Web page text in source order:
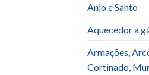
Anjo e Santo
Aquecedor a
Armações,
Cortinado,